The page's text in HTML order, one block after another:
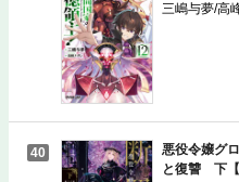
三嶋与夢/高
40
悪役令嬢グ
と復讐 下【